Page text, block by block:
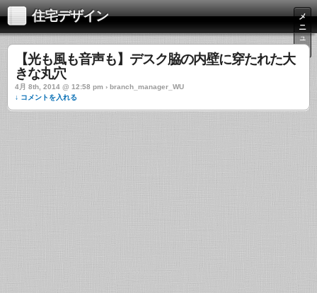
住宅デザイン
メ
ニ
ュ
ー
【光も風も音声も】デスク脇の内壁に穿たれた大
きな丸穴
4月 8th, 2014 @ 12:58 pm › branch_manager_WU
↓ コメントを入れる